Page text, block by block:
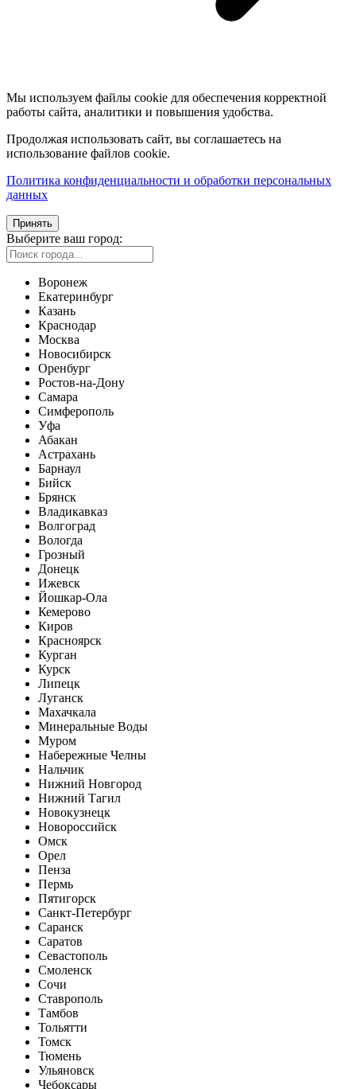
Мы используем файлы cookie для обеспечения корректной
работы сайта, аналитики и повышения удобства.
Продолжая использовать сайт, вы соглашаетесь на
использование файлов cookie.
Политика конфиденциальности и обработки персональных
данных
Принять
Выберите ваш город:
Воронеж
Екатеринбург
Казань
Краснодар
Москва
Новосибирск
Оренбург
Ростов-на-Дону
Самара
Симферополь
Уфа
Абакан
Астрахань
Барнаул
Бийск
Брянск
Владикавказ
Волгоград
Вологда
Грозный
Донецк
Ижевск
Йошкар-Ола
Кемерово
Киров
Красноярск
Курган
Курск
Липецк
Луганск
Махачкала
Минеральные Воды
Муром
Набережные Челны
Нальчик
Нижний Новгород
Нижний Тагил
Новокузнецк
Новороссийск
Омск
Орел
Пенза
Пермь
Пятигорск
Санкт-Петербург
Саранск
Саратов
Севастополь
Смоленск
Сочи
Ставрополь
Тамбов
Тольятти
Томск
Тюмень
Ульяновск
Чебоксары